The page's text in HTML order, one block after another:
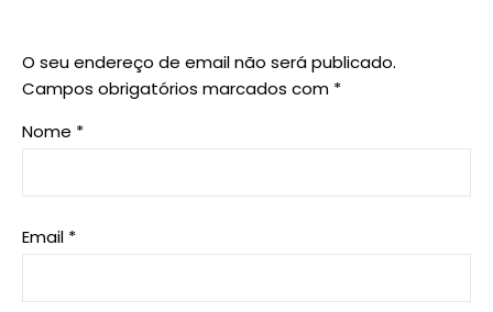
O seu endereço de email não será publicado.
Campos obrigatórios marcados com *
Nome *
Email *